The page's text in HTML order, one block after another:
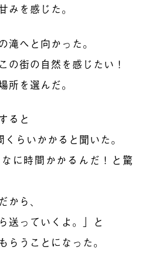
みを感じた。
滝へと向かった。
の街の自然を感じたい！
所を選んだ。
ると
らいかかると聞いた。
なに時間かかるんだ！と驚
から、
送っていくよ。」と
らうことになった。